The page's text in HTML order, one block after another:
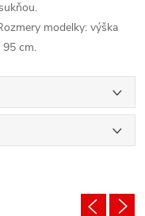
modelky: výška
95 cm.